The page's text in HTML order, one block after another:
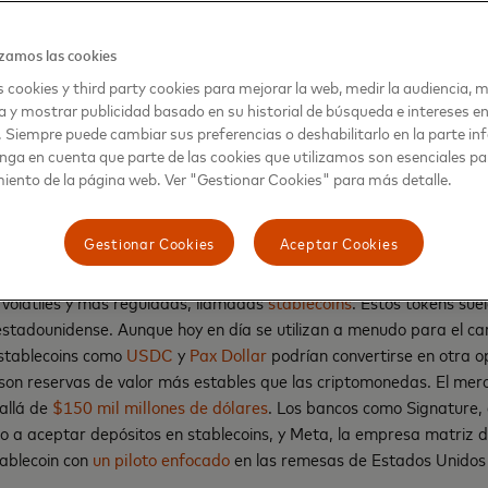
sigan acaparando titulares.
dirigirse lo cripto, echemos un vistazo a las principales
cobran fuerza. ¿Será el turno de las
centrales?
a las compras cotidianas se logrará probablemente con
y más reguladas, llamadasstablecoins. Estos tokens
Aunque hoy en día se utilizan a menudo para el
como USDC y Pax Dollar podrían convertirse en otra
reservas de valor más estables que las criptomonedas. El
de $150 mil millones de dólares. Los bancos como
a aceptar depósitos en stablecoins, y Meta, la empresa matriz
con un piloto enfocadoen las remesas de Estados
las cookies
cookies y third party cookies para mejorar la web, medir la audiencia,
y mostrar publicidad basado en su historial de búsqueda e intereses
Siempre puede cambiar sus preferencias o deshabilitarlo en la parte
en cuenta que parte de las cookies que utilizamos son esenciales
de la página web. Ver "Gestionar Cookies" para más detalle.
Aceptar Cookies
Gestionar Cookies